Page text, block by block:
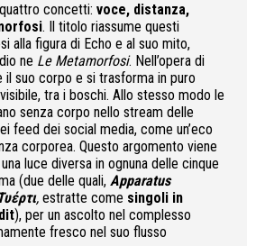
concetti: voce, distanza,
. Il titolo riassume questi
alla figura di Echo e al suo mito,
ne Le Metamorfosi. Nell’opera di
il suo corpo e si trasforma in puro
tra i boschi. Allo stesso modo le
senza corpo nello stream delle
feed dei social media, come un’eco
corporea. Questo argomento viene
luce diversa in ognuna delle cinque
(due delle quali, Apparatus
Τυέρτι, estratte come singoli in
), per un ascolto nel complesso
fresco nel suo flusso